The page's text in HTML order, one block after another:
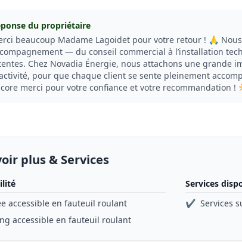
du propriétaire
beaucoup Madame Lagoidet pour votre retour ! 🙏
— du conseil commercial à l’installation
Chez Novadia Énergie, nous attachons une grande
pour que chaque client se sente pleinement
merci pour votre confiance et votre recommandation
plus & Services
accessible en fauteuil roulant
accessible en fauteuil roulant
Services
✔ Services